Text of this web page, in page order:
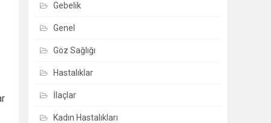
Gebelik
Genel
Göz Sağlığı
Hastalıklar
İlaçlar
Kadın Hastalıkları